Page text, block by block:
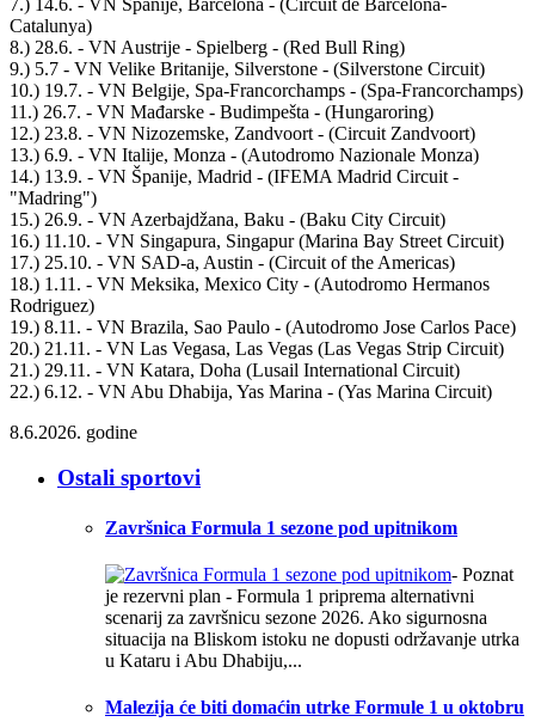
Catalunya)
8.) 28.6. - VN Austrije - Spielberg - (Red Bull Ring)
9.) 5.7 - VN Velike Britanije, Silverstone - (Silverstone Circuit)
10.) 19.7. - VN Belgije, Spa-Francorchamps - (Spa-Francorchamps)
11.) 26.7. - VN Mađarske - Budimpešta - (Hungaroring)
12.) 23.8. - VN Nizozemske, Zandvoort - (Circuit Zandvoort)
13.) 6.9. - VN Italije, Monza - (Autodromo Nazionale Monza)
14.) 13.9. - VN Španije, Madrid - (IFEMA Madrid Circuit -
"Madring")
15.) 26.9. - VN Azerbajdžana, Baku - (Baku City Circuit)
16.) 11.10. - VN Singapura, Singapur (Marina Bay Street Circuit)
17.) 25.10. - VN SAD-a, Austin - (Circuit of the Americas)
18.) 1.11. - VN Meksika, Mexico City - (Autodromo Hermanos
Rodriguez)
19.) 8.11. - VN Brazila, Sao Paulo - (Autodromo Jose Carlos Pace)
20.) 21.11. - VN Las Vegasa, Las Vegas (Las Vegas Strip Circuit)
21.) 29.11. - VN Katara, Doha (Lusail International Circuit)
22.) 6.12. - VN Abu Dhabija, Yas Marina - (Yas Marina Circuit)
8.6.2026. godine
Ostali sportovi
Završnica Formula 1 sezone pod upitnikom
- Poznat
je rezervni plan - Formula 1 priprema alternativni
scenarij za završnicu sezone 2026. Ako sigurnosna
situacija na Bliskom istoku ne dopusti održavanje utrka
u Kataru i Abu Dhabiju,...
Malezija će biti domaćin utrke Formule 1 u oktobru